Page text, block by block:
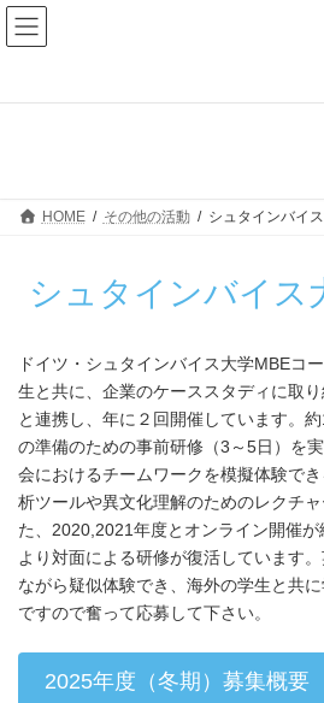
コ
ン
テ
ナ
ビ
ゲ
HOME その他の活動 シュタインバイ
シュタインバイス
ドイツ・シュタインバイス大学MBEコ
生と共に、企業のケーススタディに取
と連携し、年に２回開催しています。
の準備のための事前研修（3～5日）を
会におけるチームワークを模擬体験で
析ツールや異文化理解のためのレクチ
た、2020,2021年度とオンライン開催
より対面による研修が復活しています
ながら疑似体験でき、海外の学生と共
ですので奮って応募して下さい。
2025年度（冬期）募集概要